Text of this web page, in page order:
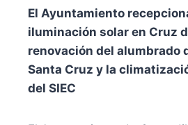
El Ayuntamiento
iluminación solar en Cruz
renovación del alumbrado
Santa Cruz y la
del SIEC